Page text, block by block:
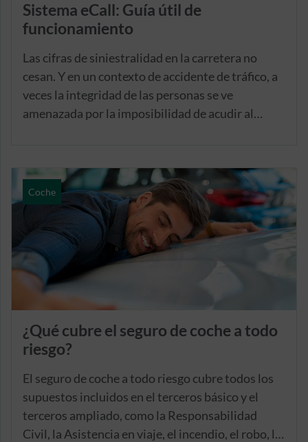
Sistema eCall: Guía útil de
funcionamiento
Las cifras de siniestralidad en la carretera no
cesan. Y en un contexto de accidente de tráfico, a
veces la integridad de las personas se ve
amenazada por la imposibilidad de acudir al
emergencia. Es en estos casos cuando entra en
juego el sistema eCall, una novedad incluida en
los vehículos de la Unión Europea que automatiza
la forma de solicitar asistencia en caso de
accidente.
Coche
¿Qué cubre el seguro de coche a todo
riesgo?
El seguro de coche a todo riesgo cubre todos los
supuestos incluidos en el terceros básico y el
terceros ampliado, como la Responsabilidad
Civil, la Asistencia en viaje, el incendio, el robo, la